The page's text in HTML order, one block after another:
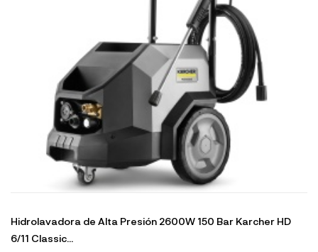
Hidrolavadora de Alta Presión 2600W 150 Bar Karcher HD
6/11 Classic...